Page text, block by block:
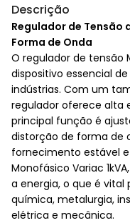
Descrição
Regulador de
Forma de Onda
O regulador de tensão
dispositivo essencial
indústrias. Com um
regulador oferece alta
principal função é
distorção de forma de
fornecimento estável
Monofásico Variac
a energia, o que é
química, metalurgia,
elétrica e mecânica.